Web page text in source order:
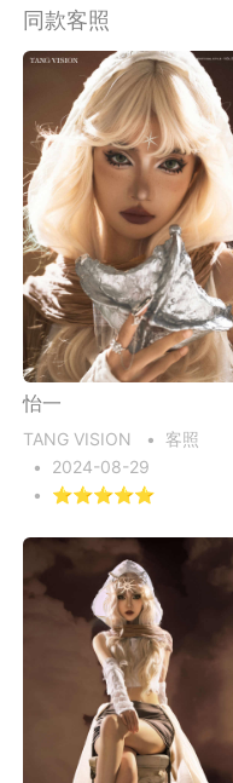
同款客照
怡一
TANG VISION • 客照
•
2024-08-29
•
⭐⭐⭐⭐⭐